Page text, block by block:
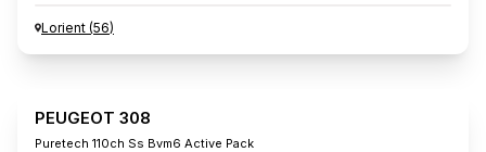
Lorient (56)
PEUGEOT 308
Puretech 110ch Ss Bvm6 Active Pack